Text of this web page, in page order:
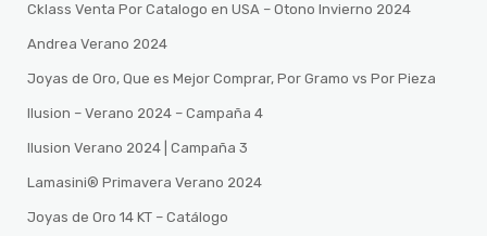
Cklass Venta Por Catalogo en USA – Otono Invierno 2024
Andrea Verano 2024
Joyas de Oro, Que es Mejor Comprar, Por Gramo vs Por Pieza
Ilusion – Verano 2024 – Campaña 4
Ilusion Verano 2024 | Campaña 3
Lamasini®️ Primavera Verano 2024
Joyas de Oro 14 KT – Catálogo